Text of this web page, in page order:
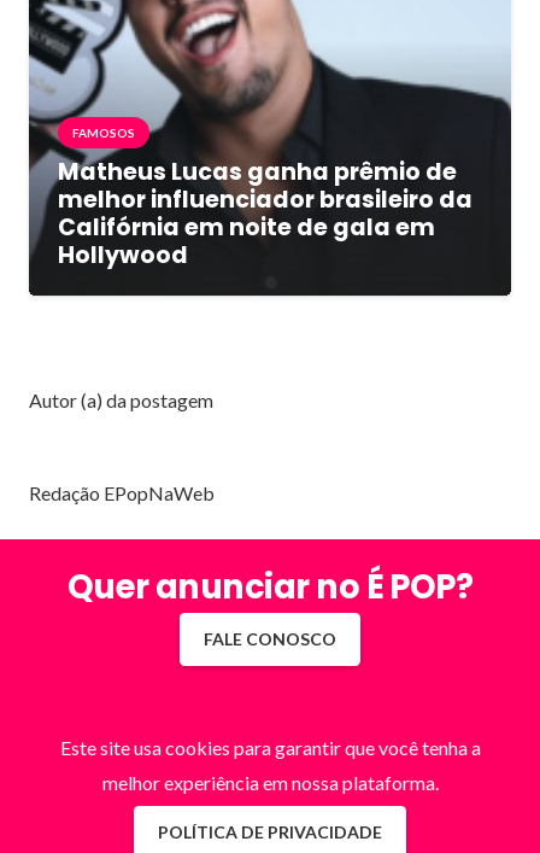
FAMOSOS
Matheus Lucas ganha prêmio de
melhor influenciador brasileiro da
Califórnia em noite de gala em
Hollywood
Autor (a) da postagem
Redação EPopNaWeb
Quer anunciar no É POP?
FALE CONOSCO
Este site usa cookies para garantir que você tenha a
melhor experiência em nossa plataforma.
POLÍTICA DE PRIVACIDADE